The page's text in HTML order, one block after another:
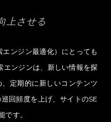
上させる
ンジン最適化）にとっても
ンジンは、新しい情報を探
定期的に新しいコンテンツ
回頻度を上げ、サイトのSE
です。